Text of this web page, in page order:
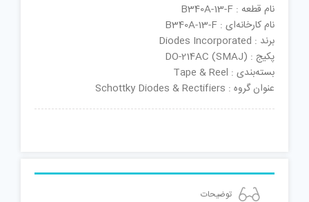
نام قطعه : B340A-13-F
نام کارخانه‌ای : B340A-13-F
برند : Diodes Incorporated
پکیج : DO-214AC (SMAJ)
بسته‌بندی : Tape & Reel
عنوان گروه : Schottky Diodes & Rectifiers
توضیحات